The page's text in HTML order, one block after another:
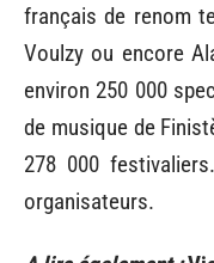
français de renom
Voulzy ou encore
environ 250 000
de musique de
278 000
organisateurs.